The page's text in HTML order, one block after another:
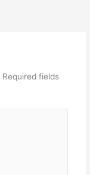
Required fields